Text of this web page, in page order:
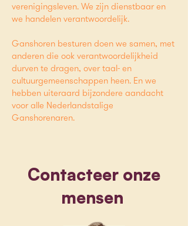
verenigingsleven. We zijn dienstbaar en
we handelen verantwoordelijk.
Ganshoren besturen doen we samen, met
anderen die ook verantwoordelijkheid
durven te dragen, over taal- en
cultuurgemeenschappen heen. En we
hebben uiteraard bijzondere aandacht
voor alle Nederlandstalige
Ganshorenaren.
Contacteer onze
mensen